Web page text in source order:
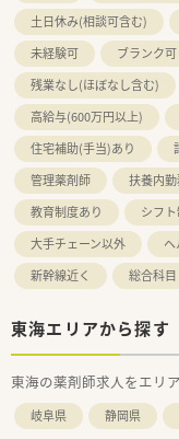
土日休み(相談可含む)
未経験可
ブランク可
残業なし(ほぼなし含む)
高給与(600万円以上)
住宅補助(手当)あり
管理薬剤師
扶養内
教育制度あり
シフ
大手チェーン以外
新幹線近く
総合科目
東海エリアから探す
東海の薬剤師求人をエリ
岐阜県 静岡県